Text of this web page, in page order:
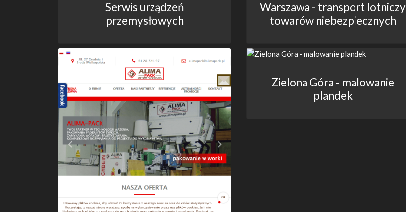
Serwis urządzeń
przemysłowych
Warszawa - transport lotniczy
towarów niebezpiecznych
Zielona Góra - malowanie
plandek